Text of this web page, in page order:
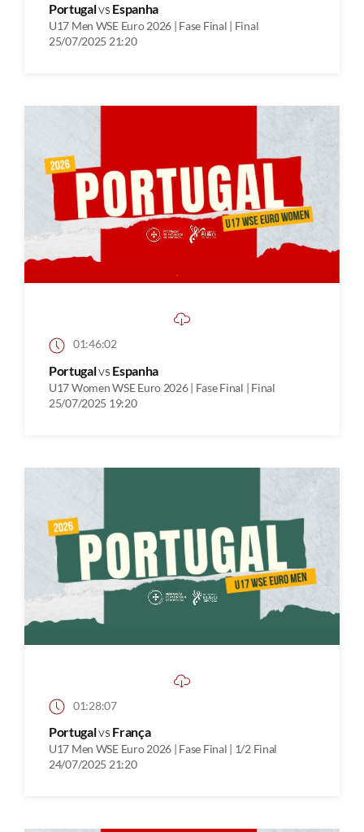
Portugalvs Espanha
U17 Men WSE Euro 2026 | Fase Final | Final
25/07/2025 21:20
01:46:02
Portugalvs Espanha
U17 Women WSE Euro 2026 | Fase Final | Final
25/07/2025 19:20
01:28:07
Portugalvs França
U17 Men WSE Euro 2026 | Fase Final | 1/2 Final
24/07/2025 21:20